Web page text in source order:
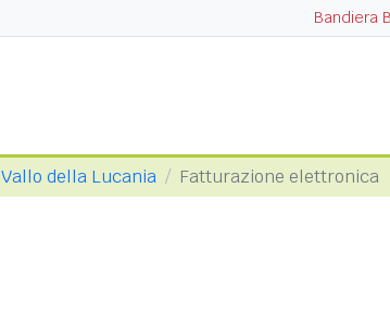
Bandiera
Vallo della Lucania Fatturazione elettronica